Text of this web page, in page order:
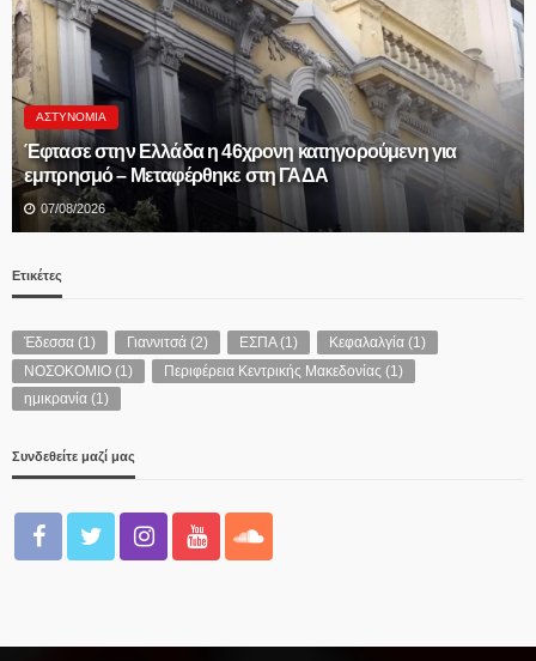
ΑΘΛΗΤΙΚΆ
Προκηρύξεις και δηλώσεις συμμετοχής πρωταθλημάτων
και κυπέλλου 2026-27 ΠΡΟΚΗΡΥΞΗ ΑΝΔΡΙΚΩΝ 2026-2027.
ΠΡΟΚΗΡΥΞΗ ΚΥΠΕΛΛΟΥ 2026-2027. ΔΗΛΩΣΗ
ΣΥΜΜΕΤΟΧΗΣ ΠΡΩΤΑΘΛΗΜΑΤΟΣ 2026-2027. ΔΗΛΩΣΗ
ΣΥΜΜΕΤΟΧΗΣ ΣΤΟ ΚΥΠΕΛΛΟ ΕΡΑΣΙΤΕΧΝΩΝ 2026-27.
06/08/2026
Ετικέτες
Έδεσσα (1) Γιαννιτσά (2) ΕΣΠΑ(1) Κεφαλαλγία (1)
ΝΟΣΟΚΟΜΙΟ (1) Περιφέρεια Κεντρικής Μακεδονίας (1)
ημικρανία (1)
Συνδεθείτε μαζί μας